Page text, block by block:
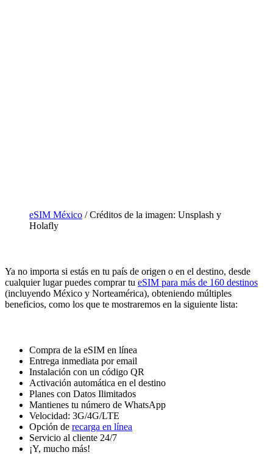
eSIM México / Créditos de la imagen: Unsplash y
Holafly
Ya no importa si estás en tu país de origen o en el destino, desde
cualquier lugar puedes comprar tu eSIM para más de 160 destinos
(incluyendo México y Norteamérica), obteniendo múltiples
beneficios, como los que te mostraremos en la siguiente lista:
Compra de la eSIM en línea
Entrega inmediata por email
Instalación con un código QR
Activación automática en el destino
Planes con Datos Ilimitados
Mantienes tu número de WhatsApp
Velocidad: 3G/4G/LTE
Opción de recarga en línea
Servicio al cliente 24/7
¡Y, mucho más!